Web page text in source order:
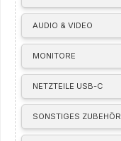
AUDIO & VIDEO
MONITORE
NETZTEILE USB-C
SONSTIGES ZUBEHÖR